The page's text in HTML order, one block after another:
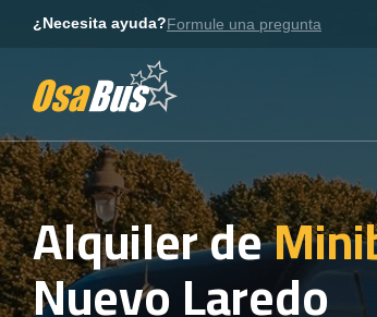
¿Necesita ayuda?Formule una pregunta
Alquiler de
Nuevo Laredo